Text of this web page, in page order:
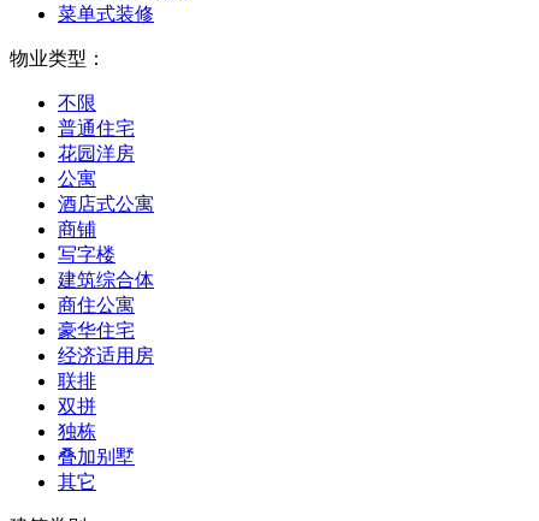
菜单式装修
物业类型：
不限
普通住宅
花园洋房
公寓
酒店式公寓
商铺
写字楼
建筑综合体
商住公寓
豪华住宅
经济适用房
联排
双拼
独栋
叠加别墅
其它